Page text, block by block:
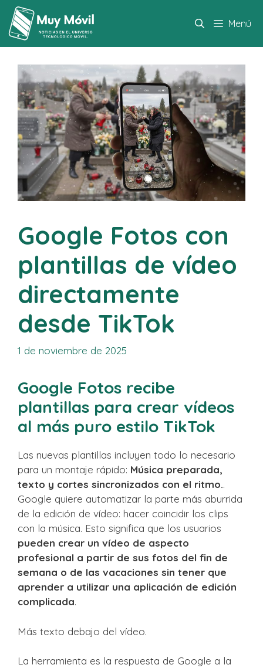
Saltar
contenido
Menú
Google Fotos con
plantillas de vídeo
directamente
desde TikTok
1 de noviembre de 2025
Google Fotos recibe
plantillas para crear vídeos
al más puro estilo TikTok
Las nuevas plantillas incluyen todo lo necesario
para un montaje rápido: Música preparada,
texto y cortes sincronizados con el ritmo..
Google quiere automatizar la parte más aburrida
de la edición de vídeo: hacer coincidir los clips
con la música. Esto significa que los usuarios
pueden crear un vídeo de aspecto
profesional a partir de sus fotos del fin de
semana o de las vacaciones sin tener que
aprender a utilizar una aplicación de edición
complicada.
Más texto debajo del vídeo.
La herramienta es la respuesta de Google a la